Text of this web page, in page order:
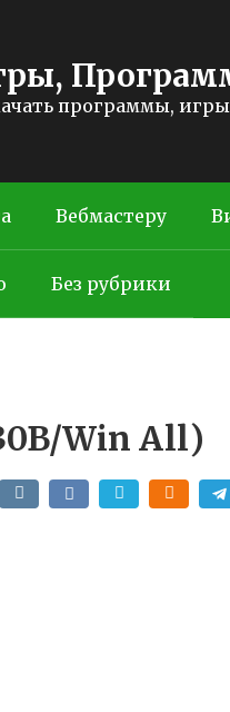
программы,
Вебмастеру
Без рубрики
Win All)